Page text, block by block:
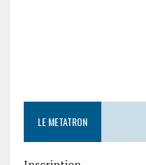
LE METATRON